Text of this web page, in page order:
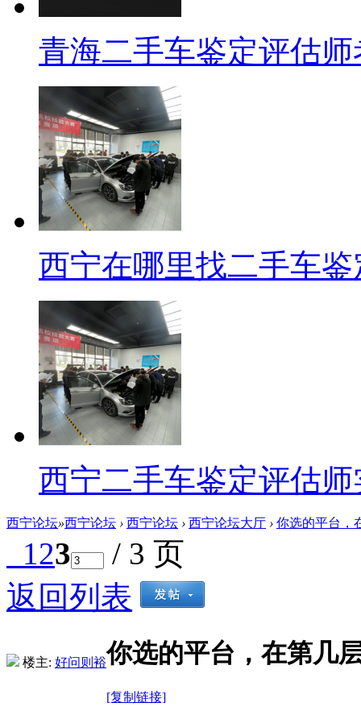
青海二手车鉴定评估
西宁在哪里找二手车
西宁二手车鉴定评估
西宁论坛»西宁论坛 › 西宁论坛 › 西宁论坛大厅 › 你选的平台，
123
/ 3 页
返回列表
楼主: 好问则裕你选的平台，在第几
[复制链接]